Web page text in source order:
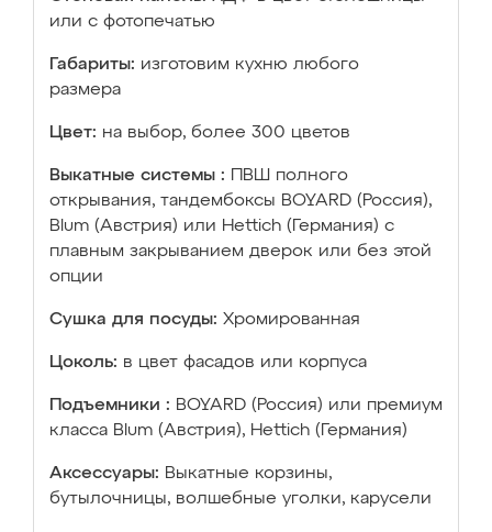
или с фотопечатью
Габариты: изготовим кухню любого
размера
Цвет: на выбор, более 300 цветов
Выкатные системы :
ПВШ полного
открывания, тандембоксы BOYARD (Россия),
Blum (Австрия) или Hettich (Германия) с
плавным закрыванием дверок или без этой
опции
Сушка для посуды: Хромированная
Цоколь: в цвет фасадов или корпуса
Подъемники : BOYARD (Россия) или премиум
класса Blum (Австрия), Hettich (Германия)
Аксессуары: Выкатные корзины,
бутылочницы, волшебные уголки, карусели